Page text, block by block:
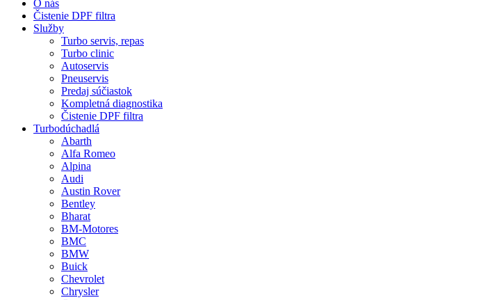
O nás
Čistenie DPF filtra
Služby
Turbo servis, repas
Turbo clinic
Autoservis
Pneuservis
Predaj súčiastok
Kompletná diagnostika
Čistenie DPF filtra
Turbodúchadlá
Abarth
Alfa Romeo
Alpina
Audi
Austin Rover
Bentley
Bharat
BM-Motores
BMC
BMW
Buick
Chevrolet
Chrysler